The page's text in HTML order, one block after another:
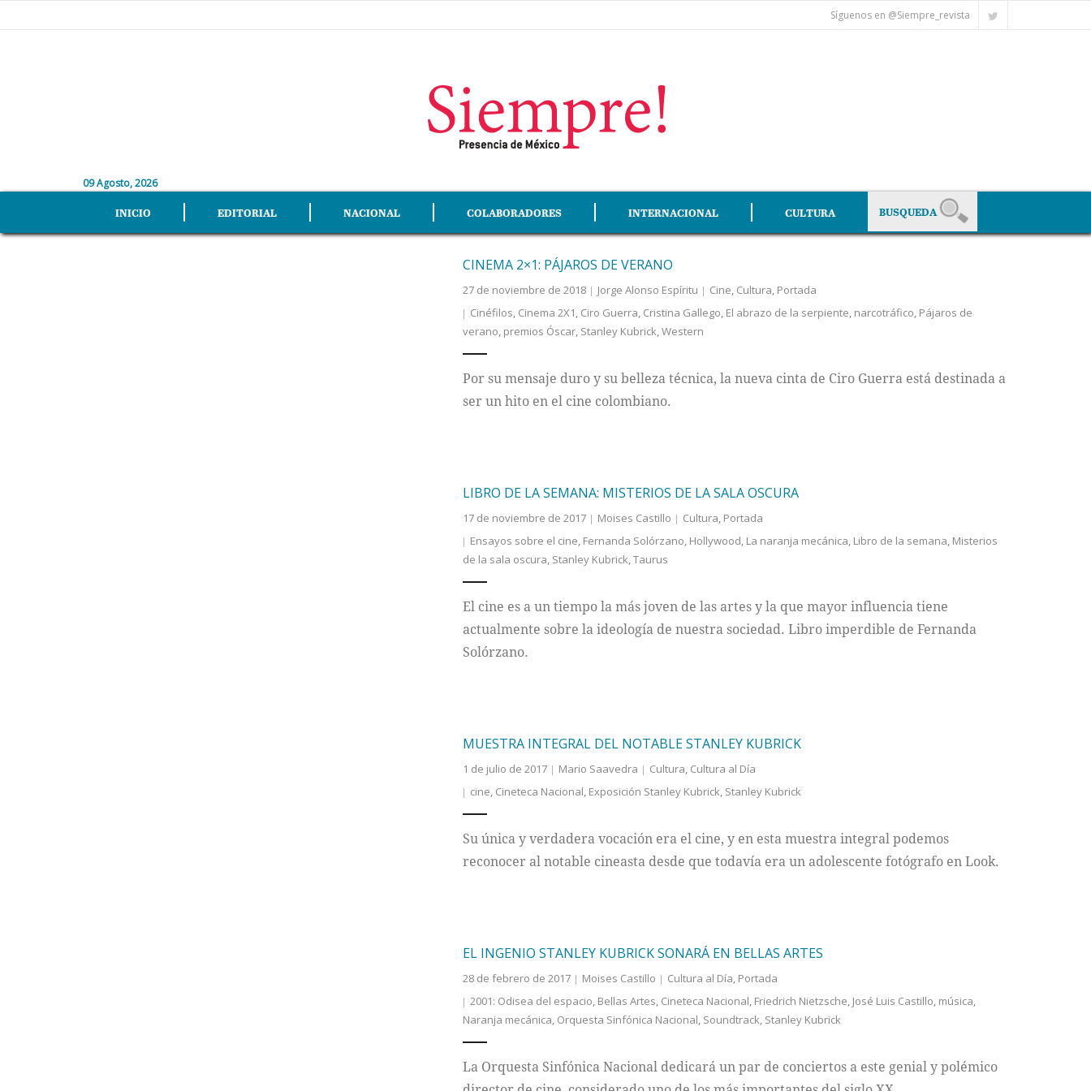
Síguenos en @Siempre_revista
09 Agosto, 2026
INICIO EDITORIAL NACIONAL COLABORADORES INTERNACIONAL CULTURA
CINEMA 2×1: PÁJAROS DE VERANO
27 de noviembre de 2018 Jorge Alonso Espíritu Cine, Cultura, Portada
Cinéfilos, Cinema 2X1, Ciro Guerra, Cristina Gallego, El abrazo de la serpiente, narcotráfico, Pájaros de
verano, premios Óscar, Stanley Kubrick,Western
Por su mensaje duro y su belleza técnica, la nueva cinta de Ciro Guerra está destinada a
ser un hito en el cine colombiano.
LIBRO DE LA SEMANA: MISTERIOS DE LA SALA OSCURA
17 de noviembre de 2017 Moises Castillo Cultura, Portada
Ensayos sobre el cine, Fernanda Solórzano, Hollywood, La naranja mecánica, Libro de la semana, Misterios
de la sala oscura, Stanley Kubrick,Taurus
El cine es a un tiempo la más joven de las artes y la que mayor influencia tiene
actualmente sobre la ideología de nuestra sociedad. Libro imperdible de Fernanda
Solórzano.
MUESTRA INTEGRAL DEL NOTABLE STANLEY KUBRICK
1 de julio de 2017 Mario Saavedra Cultura, Cultura al Día
cine, Cineteca Nacional, Exposición Stanley Kubrick, Stanley Kubrick
Su única y verdadera vocación era el cine, y en esta muestra integral podemos
reconocer al notable cineasta desde que todavía era un adolescente fotógrafo en Look.
EL INGENIO STANLEY KUBRICK SONARÁ EN BELLAS ARTES
28 de febrero de 2017 Moises Castillo Cultura al Día, Portada
2001: Odisea del espacio, Bellas Artes, Cineteca Nacional, Friedrich Nietzsche, José Luis Castillo, música,
Naranja mecánica, Orquesta Sinfónica Nacional, Soundtrack, Stanley Kubrick
La Orquesta Sinfónica Nacional dedicará un par de conciertos a este genial y polémico